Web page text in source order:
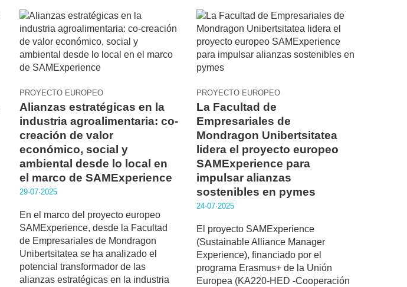
PROYECTO EUROPEO
Alianzas estratégicas en la
industria agroalimentaria: co-
creación de valor
económico, social y
ambiental desde lo local en
el marco de SAMExperience
29·07·2025
En el marco del proyecto europeo
SAMExperience, desde la Facultad
de Empresariales de Mondragon
Unibertsitatea se ha analizado el
potencial transformador de las
alianzas estratégicas en la industria
PROYECTO EUROPEO
La Facultad de
Empresariales de
Mondragon Unibertsitatea
lidera el proyecto europeo
SAMExperience para
impulsar alianzas
sostenibles en pymes
24·07·2025
El proyecto SAMExperience
(Sustainable Alliance Manager
Experience), financiado por el
programa Erasmus+ de la Unión
Europea (KA220-HED -Cooperación